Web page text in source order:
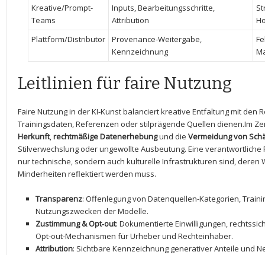
Kreative/Prompt-
Teams
Inputs, Bearbeitungsschritte,
Attribution
Plattform/Distributor
Provenance-Weitergabe,
Kennzeichnung
Leitlinien für faire Nutzung
Faire Nutzung in der KI‑Kunst balanciert kreative Entfaltung mit den
Trainingsdaten, Referenzen oder stilprägende Quellen dienen.Im
Herkunft,rechtmäßige Datenerhebungund die Vermeidung von
Stilverwechslung oder ungewollte Ausbeutung. Eine
nur technische, sondern ‌auch kulturelle Infrastrukturen sind, deren
Minderheiten reflektiert​ werden muss.
Transparenz: Offenlegung von Datenquellen-Kategorien,
Nutzungszwecken ‌der Modelle.
Zustimmung & Opt‑out: Dokumentierte Einwilligungen,
Opt‑out‑Mechanismen für Urheber und Rechteinhaber.
Attribution: Sichtbare Kennzeichnung generativer Anteile und